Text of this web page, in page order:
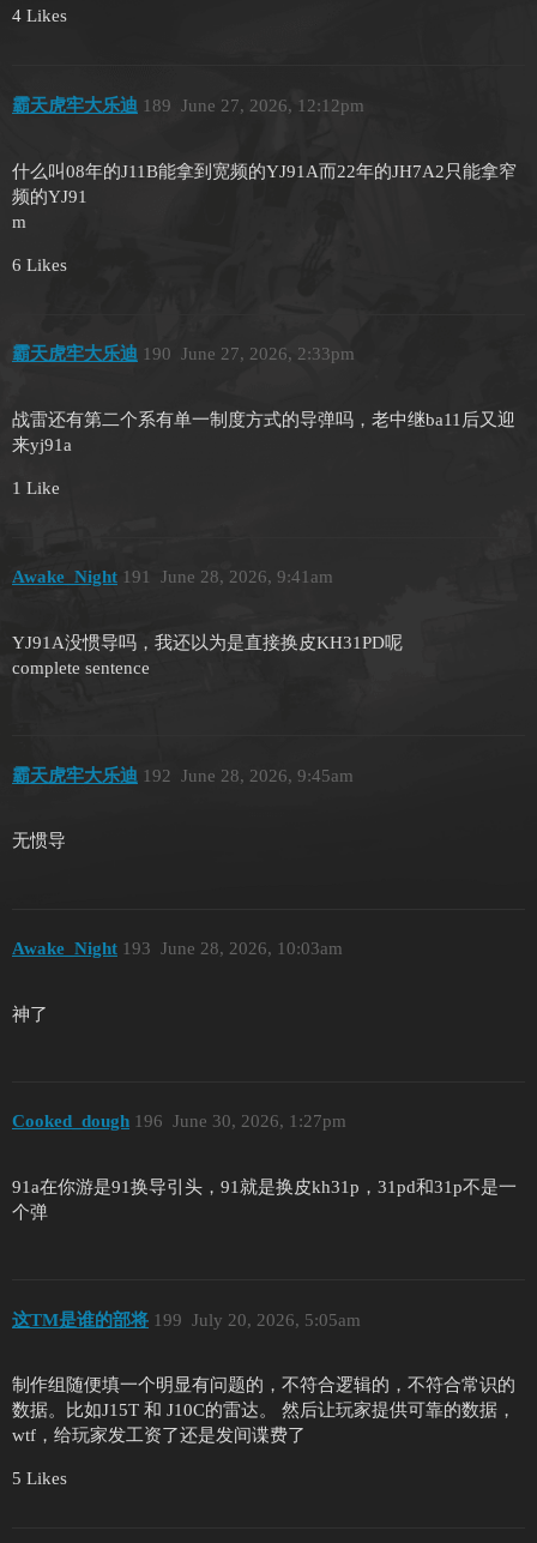
4 Likes
霸天虎牢大乐迪 June 27, 2026, 12:12pm
189
什么叫08年的J11B能拿到宽频的YJ91A而22年的JH7A2只能拿窄
频的YJ91
m
6 Likes
霸天虎牢大乐迪 June 27, 2026, 2:33pm
190
战雷还有第二个系有单一制度方式的导弹吗，老中继ba11后又迎
来yj91a
1 Like
Awake_Night June 28, 2026, 9:41am
191
YJ91A没惯导吗，我还以为是直接换皮KH31PD呢
complete sentence
霸天虎牢大乐迪 June 28, 2026, 9:45am
192
无惯导
Awake_Night June 28, 2026, 10:03am
193
神了
Cooked_dough June 30, 2026, 1:27pm
196
91a在你游是91换导引头，91就是换皮kh31p，31pd和31p不是一
个弹
这TM是谁的部将 July 20, 2026, 5:05am
199
制作组随便填一个明显有问题的，不符合逻辑的，不符合常识的
数据。比如J15T 和 J10C的雷达。 然后让玩家提供可靠的数据，
wtf，给玩家发工资了还是发间谍费了
5 Likes